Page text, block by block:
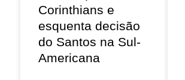
Corinthians e
esquenta decisão
do Santos na Sul-
Americana